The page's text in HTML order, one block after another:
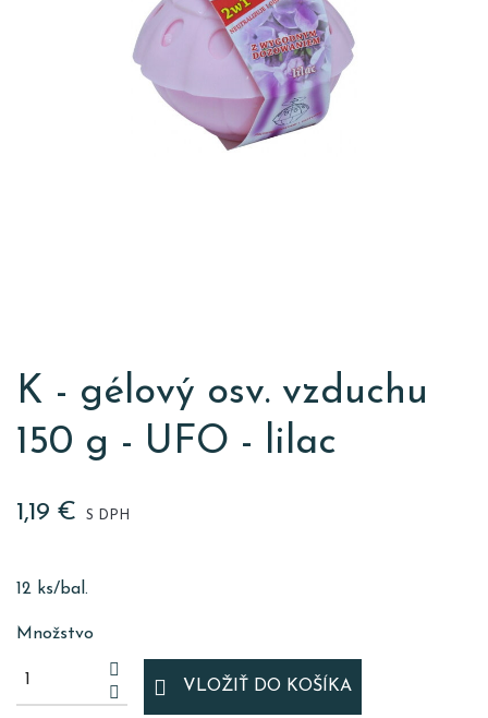
K - gélový osv. vzduchu
150 g - UFO - lilac
1,19 € S DPH
12 ks/bal.
Množstvo
VLOŽIŤ DO KOŠÍKA